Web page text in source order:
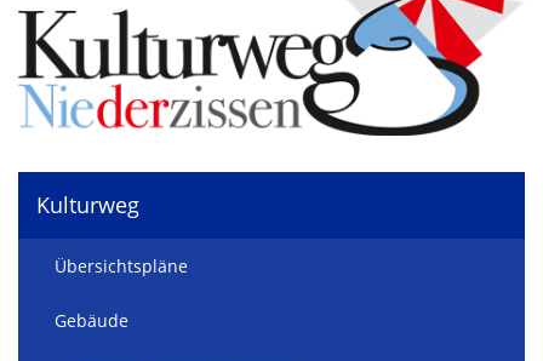
Kulturweg
Übersichtspläne
Gebäude